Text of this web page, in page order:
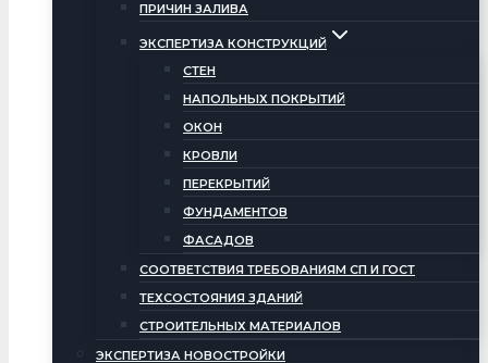
ПРИЧИН ЗАЛИВА
ЭКСПЕРТИЗА КОНСТРУКЦИЙ
СТЕН
НАПОЛЬНЫХ ПОКРЫТИЙ
ОКОН
КРОВЛИ
ПЕРЕКРЫТИЙ
ФУНДАМЕНТОВ
ФАСАДОВ
СООТВЕТСТВИЯ ТРЕБОВАНИЯМ СП И ГОСТ
ТЕХСОСТОЯНИЯ ЗДАНИЙ
СТРОИТЕЛЬНЫХ МАТЕРИАЛОВ
ЭКСПЕРТИЗА НОВОСТРОЙКИ